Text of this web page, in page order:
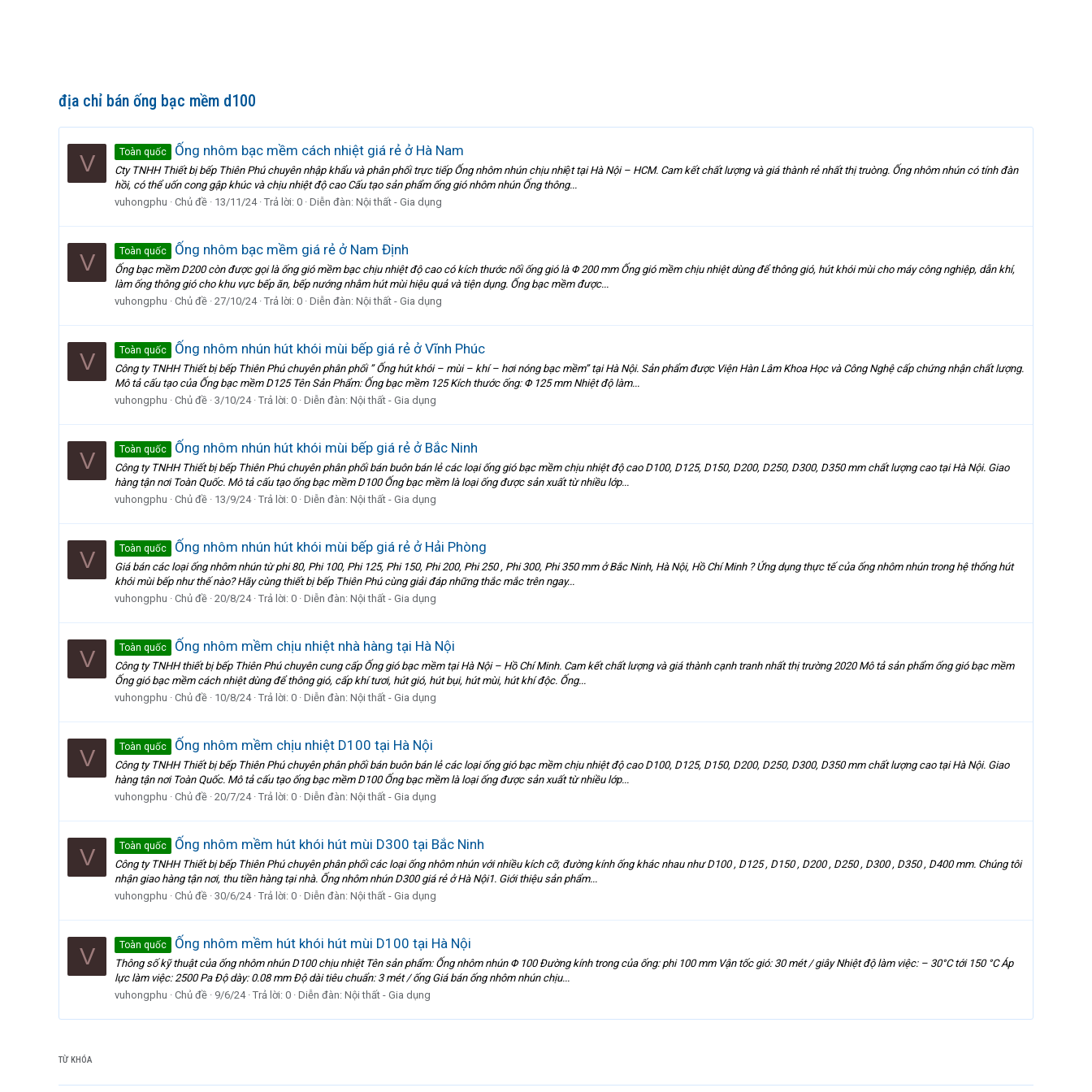
địa chỉ bán ống bạc mềm d100
V Toàn quốc Ống nhôm bạc mềm cách nhiệt giá rẻ ở Hà Nam
Cty TNHH Thiết bị bếp Thiên Phú chuyên nhập khẩu và phân phối trực tiếp Ống nhôm nhún chịu nhiệt tại Hà Nội – HCM. Cam kết chất lượng và giá thành rẻ nhất thị truòng. Ống nhôm nhún có tính đàn
hồi, có thể uốn cong gập khúc và chịu nhiệt độ cao Cấu tạo sản phẩm ống gió nhôm nhún Ống thông...
vuhongphu
Chủ đề 13/11/24 Trả lời: 0 Diễn đàn: Nội thất - Gia dụng
V Toàn quốc Ống nhôm bạc mềm giá rẻ ở Nam Định
Ống bạc mềm D200 còn được gọi là ống gió mềm bạc chịu nhiệt độ cao có kích thước nối ống gió là Φ 200 mm Ống gió mềm chịu nhiệt dùng để thông gió, hút khói mùi cho máy công nghiệp, dẫn khí,
làm ống thông gió cho khu vực bếp ăn, bếp nướng nhằm hút mùi hiệu quả và tiện dụng. Ống bạc mềm được...
vuhongphu
Chủ đề 27/10/24 Trả lời: 0 Diễn đàn: Nội thất - Gia dụng
V Toàn quốc Ống nhôm nhún hút khói mùi bếp giá rẻ ở Vĩnh Phúc
Công ty TNHH Thiết bị bếp Thiên Phú chuyên phân phối ” Ống hút khói – mùi – khí – hơi nóng bạc mềm” tại Hà Nội. Sản phẩm được Viện Hàn Lâm Khoa Học và Công Nghệ cấp chứng nhận chất lượng.
Mô tả cấu tạo của Ống bạc mềm D125 Tên Sản Phẩm: Ống bạc mềm 125 Kích thước ống: Φ 125 mm Nhiệt độ làm...
vuhongphu
Chủ đề 3/10/24 Trả lời: 0 Diễn đàn: Nội thất - Gia dụng
V Toàn quốc Ống nhôm nhún hút khói mùi bếp giá rẻ ở Bắc Ninh
Công ty TNHH Thiết bị bếp Thiên Phú chuyên phân phối bán buôn bán lẻ các loại ống gió bạc mềm chịu nhiệt độ cao D100, D125, D150, D200, D250, D300, D350 mm chất lượng cao tại Hà Nội. Giao
hàng tận nơi Toàn Quốc. Mô tả cấu tạo ống bạc mềm D100 Ống bạc mềm là loại ống được sản xuất từ nhiều lớp...
vuhongphu
Chủ đề 13/9/24 Trả lời: 0 Diễn đàn: Nội thất - Gia dụng
V Toàn quốc Ống nhôm nhún hút khói mùi bếp giá rẻ ở Hải Phòng
Giá bán các loại ống nhôm nhún từ phi 80, Phi 100, Phi 125, Phi 150, Phi 200, Phi 250 , Phi 300, Phi 350 mm ở Bắc Ninh, Hà Nội, Hồ Chí Minh ? Ứng dụng thực tế của ống nhôm nhún trong hệ thống hút
khói mùi bếp như thế nào? Hãy cùng thiết bị bếp Thiên Phú cùng giải đáp những thắc mắc trên ngay...
vuhongphu
Chủ đề 20/8/24 Trả lời: 0 Diễn đàn: Nội thất - Gia dụng
V Toàn quốc Ống nhôm mềm chịu nhiệt nhà hàng tại Hà Nội
Công ty TNHH thiết bị bếp Thiên Phú chuyên cung cấp Ống gió bạc mềm tại Hà Nội – Hồ Chí Minh. Cam kết chất lượng và giá thành cạnh tranh nhất thị trường 2020 Mô tả sản phẩm ống gió bạc mềm
Ống gió bạc mềm cách nhiệt dùng để thông gió, cấp khí tươi, hút gió, hút bụi, hút mùi, hút khí độc. Ống...
vuhongphu
Chủ đề 10/8/24 Trả lời: 0 Diễn đàn: Nội thất - Gia dụng
V Toàn quốc Ống nhôm mềm chịu nhiệt D100 tại Hà Nội
Công ty TNHH Thiết bị bếp Thiên Phú chuyên phân phối bán buôn bán lẻ các loại ống gió bạc mềm chịu nhiệt độ cao D100, D125, D150, D200, D250, D300, D350 mm chất lượng cao tại Hà Nội. Giao
hàng tận nơi Toàn Quốc. Mô tả cấu tạo ống bạc mềm D100 Ống bạc mềm là loại ống được sản xuất từ nhiều lớp...
vuhongphu
Chủ đề 20/7/24 Trả lời: 0 Diễn đàn: Nội thất - Gia dụng
V Toàn quốc Ống nhôm mềm hút khói hút mùi D300 tại Bắc Ninh
Công ty TNHH Thiết bị bếp Thiên Phú chuyên phân phối các loại ống nhôm nhún với nhiều kích cỡ, đường kính ống khác nhau như D100 , D125 , D150 , D200 , D250 , D300 , D350 , D400 mm. Chúng tôi
nhận giao hàng tận nơi, thu tiền hàng tại nhà. Ống nhôm nhún D300 giá rẻ ở Hà Nội1. Giới thiệu sản phẩm...
vuhongphu
Chủ đề 30/6/24 Trả lời: 0 Diễn đàn: Nội thất - Gia dụng
V Toàn quốc Ống nhôm mềm hút khói hút mùi D100 tại Hà Nội
Thông số kỹ thuật của ống nhôm nhún D100 chịu nhiệt Tên sản phẩm: Ống nhôm nhún Φ 100 Đường kính trong của ống: phi 100 mm Vận tốc gió: 30 mét / giây Nhiệt độ làm việc: – 30°C tới 150 °C Áp
lực làm việc: 2500 Pa Độ dày: 0.08 mm Độ dài tiêu chuẩn: 3 mét / ống Giá bán ống nhôm nhún chịu...
vuhongphu
Chủ đề 9/6/24 Trả lời: 0 Diễn đàn: Nội thất - Gia dụng
TỪ KHÓA